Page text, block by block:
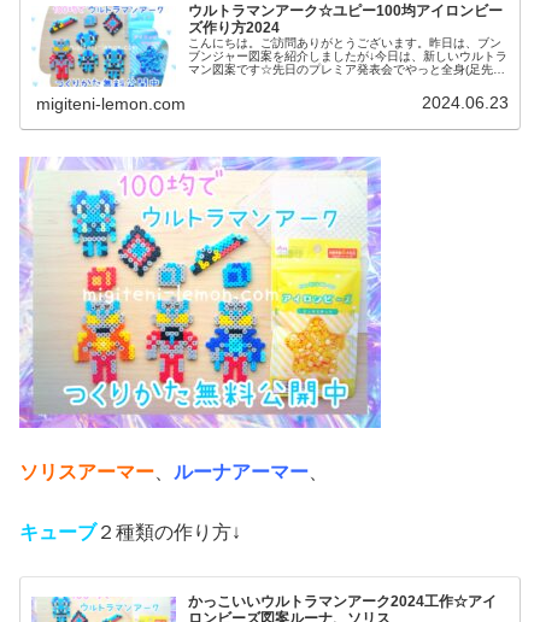
ウルトラマンアーク☆ユピー100均アイロンビー
ズ作り方2024
こんにちは。ご訪問ありがとうございます。昨日は、ブン
ブンジャー図案を紹介しましたが↓今日は、新しいウルトラ
マン図案です☆先日のプレミア発表会でやっと全身(足先ま
migiteni-lemon.com 2024.06.23
ソリスアーマー ルーナアーマー
キューブ２種類の作り方↓
かっこいいウルトラマンアーク2024工作☆アイ
ロンビーズ図案ルーナ、ソリス